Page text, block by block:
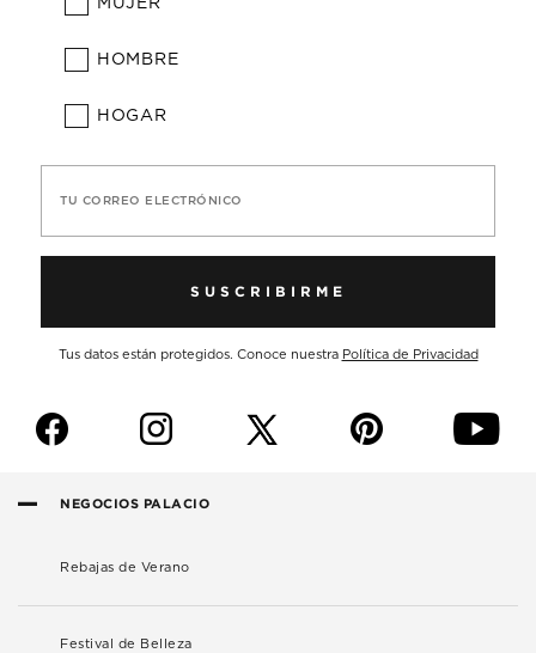
MUJER
HOMBRE
HOGAR
TU CORREO ELECTRÓNICO
SUSCRIBIRME
Tus datos están protegidos. Conoce nuestra Política de Privacidad
f i p y
NEGOCIOS PALACIO
Rebajas de Verano
Festival de Belleza